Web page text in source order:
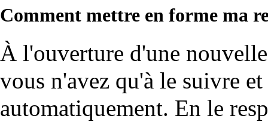
Comment mettre en forme ma
À l'ouverture d'une
vous n'avez qu'à le suivre
automatiquement. En le